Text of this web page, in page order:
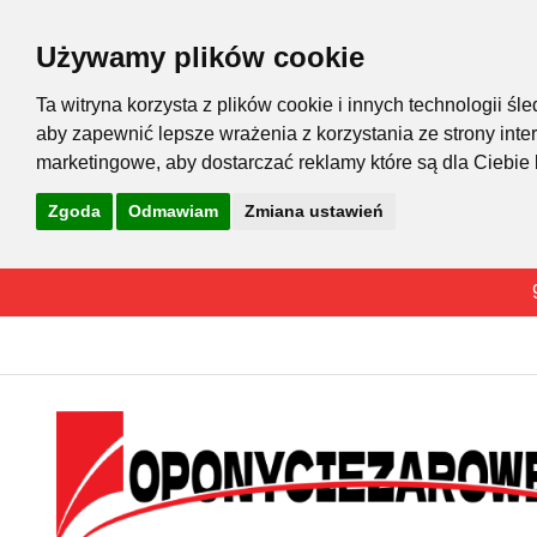
Używamy plików cookie
Ta witryna korzysta z plików cookie i innych technologii
aby zapewnić lepsze wrażenia z korzystania ze strony
marketingowe, aby dostarczać reklamy które są dla
Zgoda Odmawiam Zmiana ustawień
treści